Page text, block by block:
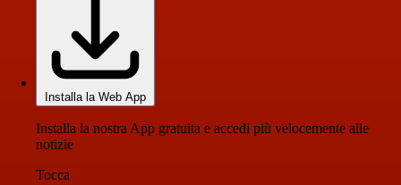
Installa la Web App
Installa la nostra App gratuita e accedi più velocemente alle
notizie
Tocca